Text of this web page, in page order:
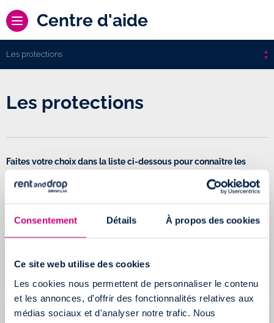
Consentement Détails À propos des cookies
Ce site web utilise des cookies
Les cookies nous permettent de personnaliser le contenu
et les annonces, d'offrir des fonctionnalités relatives aux
médias sociaux et d'analyser notre trafic. Nous
Centre d'aide
Les protections
Les protections
Faites votre choix dans la liste ci-dessous pour connaître les
réponses aux questions les plus fréquemment posées.
se trouve pas dans cette liste, merci de
nous contacter
Quels types de protection proposez-vous pour vos
Les protections sont-elles comprises dans le tarif ?